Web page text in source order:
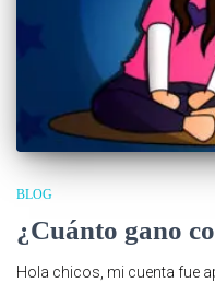
BLOG
¿Cuánto gano
Hola chicos, mi cuenta fue